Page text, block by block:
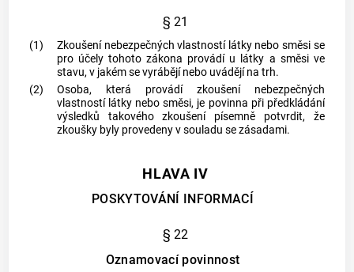
§ 21
(1)
Zkoušení nebezpečných vlastností látky nebo směsi se
pro účely tohoto zákona provádí u látky a směsi ve
stavu, v jakém se vyrábějí nebo uvádějí na trh.
(2)
Osoba, která provádí zkoušení nebezpečných
vlastností látky nebo směsi, je povinna při předkládání
výsledků takového zkoušení písemně potvrdit, že
zkoušky byly provedeny v souladu se zásadami.
HLAVA IV
POSKYTOVÁNÍ INFORMACÍ
§ 22
Oznamovací povinnost